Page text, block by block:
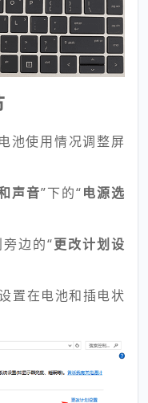
池使用情况调整屏
边的“